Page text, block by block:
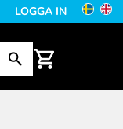
LOGGA IN